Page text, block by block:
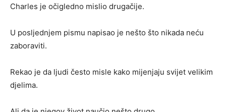
Charles je očigledno mislio drugačije.
U posljednjem pismu napisao je nešto što nikada neću
zaboraviti.
Rekao je da ljudi često misle kako mijenjaju svijet velikim
djelima.